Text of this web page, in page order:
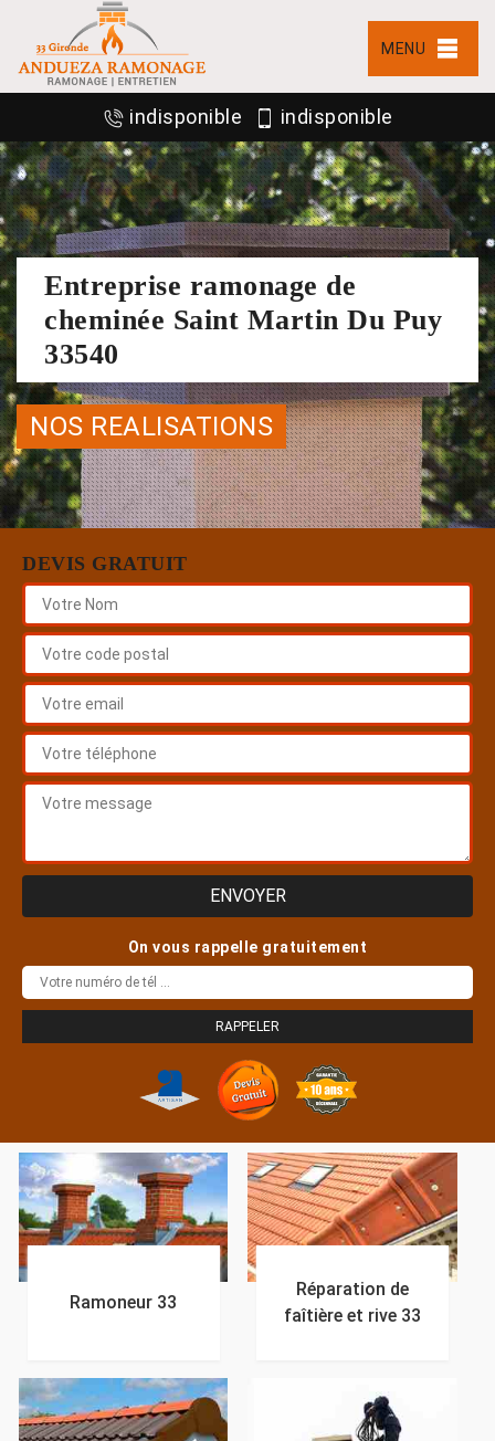
MENU
indisponible indisponible
Entreprise ramonage de
cheminée Saint Martin Du Puy
33540
NOS REALISATIONS
DEVIS GRATUIT
On vous rappelle gratuitement
Ramoneur 33
Réparation de
faîtière et rive 33